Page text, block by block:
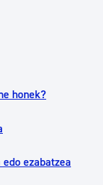
honek?
ezabatzea